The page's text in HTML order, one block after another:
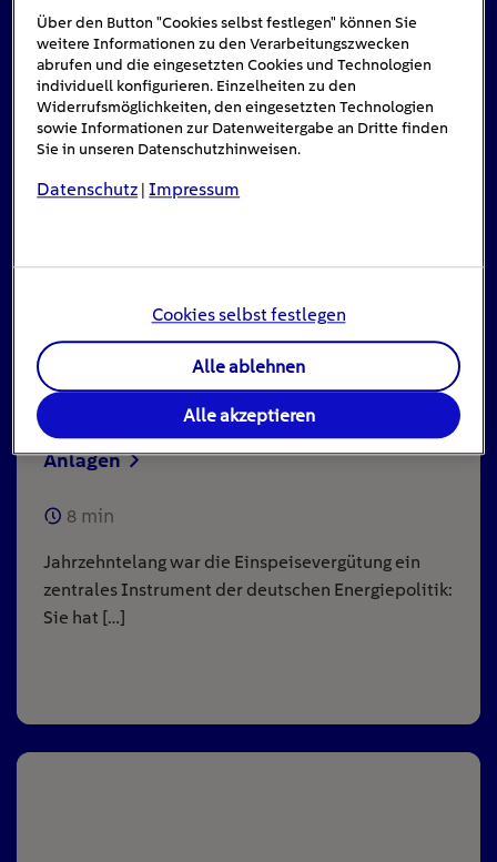
Das könnte Sie auch interessieren
#Solarenergie
Einspeisevergütung für Photovoltaik-
Anlagen
8 min
Jahrzehntelang war die Einspeisevergütung ein
zentrales Instrument der deutschen Energiepolitik:
Sie hat […]
Über den Button "Cookies selbst festlegen" können Sie
weitere Informationen zu den Verarbeitungszwecken
abrufen und die eingesetzten Cookies und Technologien
individuell konfigurieren. Einzelheiten zu den
Widerrufsmöglichkeiten, den eingesetzten Technologien
sowie Informationen zur Datenweitergabe an Dritte finden
Sie in unseren Datenschutzhinweisen.
Datenschutz |Impressum
Cookies selbst festlegen
Alle ablehnen
Alle akzeptieren